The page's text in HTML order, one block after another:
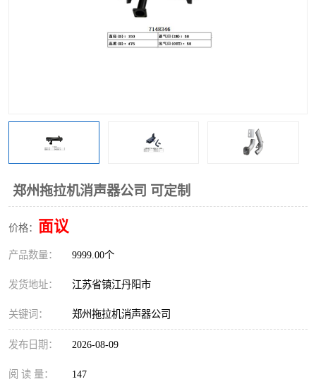
郑州拖拉机消声器公司 可定制
价格： 面议
产品数量： 9999.00个
发货地址： 江苏省镇江丹阳市
关键词： 郑州拖拉机消声器公司
发布日期： 2026-08-09
阅 读 量： 147